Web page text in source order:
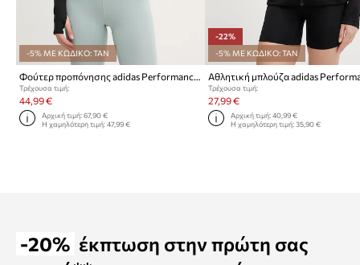
-5% ΜΕ ΚΩΔΙΚΟ: TAN
Φούτερ προπόνησης adidas Performance Adi365
Τρέχουσα τιμή:
44,99 €
Αρχική τιμή:67,90 €
Η χαμηλότερη τιμή:47,99 €
-22%
-5% ΜΕ ΚΩΔΙΚΟ: TAN
Τρέχουσα τιμή:
27,99 €
Αρχική τιμή: 40,99 €
Η χαμηλότερη τιμή: 35,90 €
-20% έκπτωση στην πρώτη σας